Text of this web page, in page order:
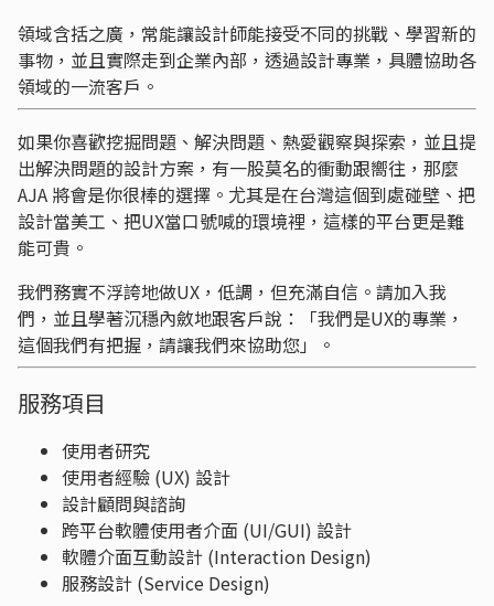
領域含括之廣，常能讓設計師能接受不同的挑戰、學習新的
事物，並且實際走到企業內部，透過設計專業，具體協助各
領域的一流客戶。
如果你喜歡挖掘問題、解決問題、熱愛觀察與探索，並且提
出解決問題的設計方案，有一股莫名的衝動跟嚮往，那麼
AJA 將會是你很棒的選擇。尤其是在台灣這個到處碰壁、把
設計當美工、把UX當口號喊的環境裡，這樣的平台更是難
能可貴。
我們務實不浮誇地做UX，低調，但充滿自信。請加入我
們，並且學著沉穩內斂地跟客戶說：「我們是UX的專業，
這個我們有把握，請讓我們來協助您」。
服務項目
使用者研究
使用者經驗 (UX) 設計
設計顧問與諮詢
跨平台軟體使用者介面 (UI/GUI) 設計
軟體介面互動設計 (Interaction Design)
服務設計 (Service Design)